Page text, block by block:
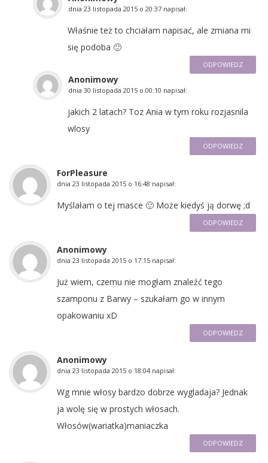
dnia 23 listopada 2015 o 20:37 napisał:
Właśnie też to chciałam napisać, ale zmiana mi
się podoba 🙂
ODPOWIEDZ
Anonimowy
dnia 30 listopada 2015 o 00:10 napisał:
jakich 2 latach? Toz Ania w tym roku rozjasnila
wlosy
ODPOWIEDZ
ForPleasure
dnia 23 listopada 2015 o 16:48 napisał:
Myślałam o tej masce 🙂 Może kiedyś ją dorwę ;d
ODPOWIEDZ
Anonimowy
dnia 23 listopada 2015 o 17:15 napisał:
Już wiem, czemu nie mogłam znaleźć tego
szamponu z Barwy – szukałam go w innym
opakowaniu xD
ODPOWIEDZ
Anonimowy
dnia 23 listopada 2015 o 18:04 napisał:
Wg mnie włosy bardzo dobrze wygladaja? Jednak
ja wolę się w prostych włosach.
Włosów(wariatka)maniaczka
ODPOWIEDZ